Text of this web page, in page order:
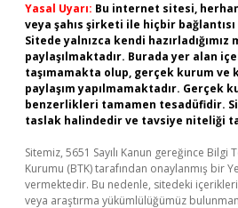
Yasal Uyarı: Bu internet sitesi,
veya şahıs şirketi ile hiçbir
Sitede yalnızca kendi
paylaşılmaktadır. Burada yer alan
taşımamakta olup, gerçek kurum ve
paylaşım yapılmamaktadır. Gerçek
benzerlikleri tamamen tesadüfidir.
taslak halindedir ve tavsiye niteliği
Sitemiz, 5651 Sayılı Kanun gereğince
Kurumu (BTK) tarafından onaylanmış bir
vermektedir. Bu nedenle, sitedeki
veya araştırma yükümlülüğümüz